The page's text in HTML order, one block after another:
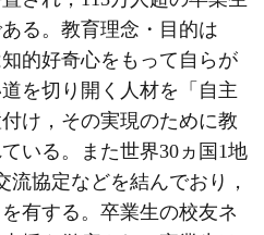
る。教育理念・目的は
的好奇心をもって自らが
を切り開く人材を「自主
け，その実現のために教
いる。また世界30ヵ国1地
流協定などを結んでおり，
有する。卒業生の校友ネ